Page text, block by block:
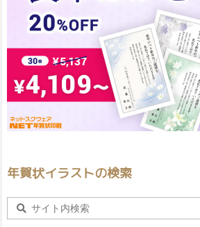
年賀状イラストの検索